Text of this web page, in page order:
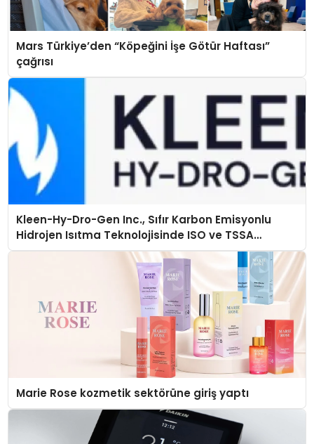
Mars Türkiye’den “Köpeğini İşe Götür Haftası”
çağrısı
Kleen-Hy-Dro-Gen Inc., Sıfır Karbon Emisyonlu
Hidrojen Isıtma Teknolojisinde ISO ve TSSA
Düzenleyici Onaylarını Aldı
Marie Rose kozmetik sektörüne giriş yaptı